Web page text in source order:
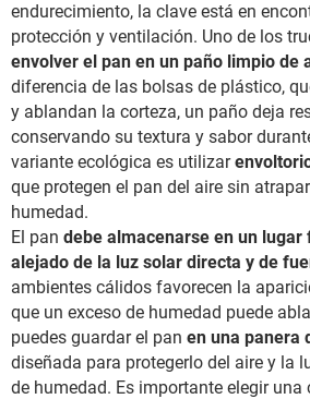
endurecimiento, la clave está en
protección y ventilación. Uno de los
envolver el pan en un paño limpio de
diferencia de las bolsas de plástico,
y ablandan la corteza, un paño deja
conservando su textura y sabor
variante ecológica es utilizar
que protegen el pan del aire sin
humedad.
El pan debe almacenarse en un lugar
alejado de la luz solar directa y de
ambientes cálidos favorecen la
que un exceso de humedad puede
puedes guardar el pan en una panera
diseñada para protegerlo del aire y la
de humedad. Es importante elegir